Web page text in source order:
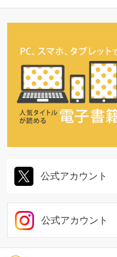
公式アカウント
公式アカウント